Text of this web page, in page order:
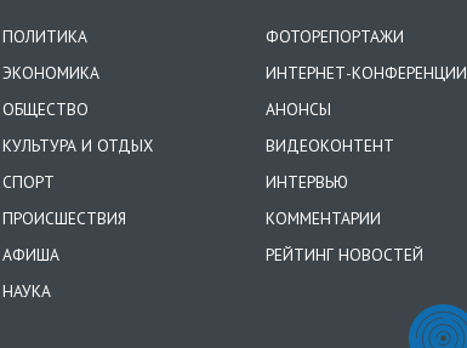
ПОЛИТИКА
ЭКОНОМИКА
ОБЩЕСТВО
КУЛЬТУРА И ОТДЫХ
СПОРТ
ПРОИСШЕСТВИЯ
АФИША
НАУКА
ФОТОРЕПОРТАЖИ
ИНТЕРНЕТ-КОНФЕРЕНЦИИ
АНОНСЫ
ВИДЕОКОНТЕНТ
ИНТЕРВЬЮ
КОММЕНТАРИИ
РЕЙТИНГ НОВОСТЕЙ